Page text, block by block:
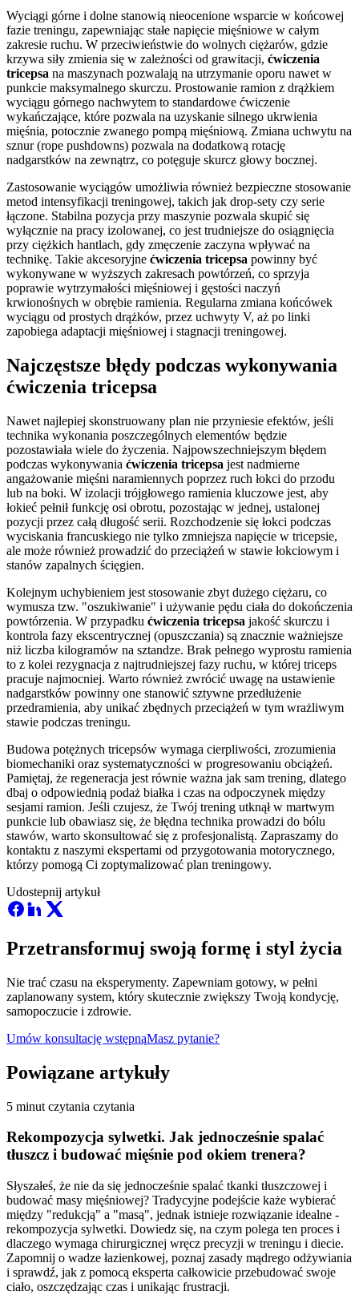
Wyciągi górne i dolne stanowią nieocenione wsparcie w końcowej
fazie treningu, zapewniając stałe napięcie mięśniowe w całym
zakresie ruchu. W przeciwieństwie do wolnych ciężarów, gdzie
krzywa siły zmienia się w zależności od grawitacji, ćwiczenia
tricepsa na maszynach pozwalają na utrzymanie oporu nawet w
punkcie maksymalnego skurczu. Prostowanie ramion z drążkiem
wyciągu górnego nachwytem to standardowe ćwiczenie
wykańczające, które pozwala na uzyskanie silnego ukrwienia
mięśnia, potocznie zwanego pompą mięśniową. Zmiana uchwytu na
sznur (rope pushdowns) pozwala na dodatkową rotację
nadgarstków na zewnątrz, co potęguje skurcz głowy bocznej.
Zastosowanie wyciągów umożliwia również bezpieczne stosowanie
metod intensyfikacji treningowej, takich jak drop-sety czy serie
łączone. Stabilna pozycja przy maszynie pozwala skupić się
wyłącznie na pracy izolowanej, co jest trudniejsze do osiągnięcia
przy ciężkich hantlach, gdy zmęczenie zaczyna wpływać na
technikę. Takie akcesoryjne ćwiczenia tricepsa powinny być
wykonywane w wyższych zakresach powtórzeń, co sprzyja
poprawie wytrzymałości mięśniowej i gęstości naczyń
krwionośnych w obrębie ramienia. Regularna zmiana końcówek
wyciągu od prostych drążków, przez uchwyty V, aż po linki
zapobiega adaptacji mięśniowej i stagnacji treningowej.
Najczęstsze błędy podczas wykonywania
ćwiczenia tricepsa
Nawet najlepiej skonstruowany plan nie przyniesie efektów, jeśli
technika wykonania poszczególnych elementów będzie
pozostawiała wiele do życzenia. Najpowszechniejszym błędem
podczas wykonywania ćwiczenia tricepsa jest nadmierne
angażowanie mięśni naramiennych poprzez ruch łokci do przodu
lub na boki. W izolacji trójgłowego ramienia kluczowe jest, aby
łokieć pełnił funkcję osi obrotu, pozostając w jednej, ustalonej
pozycji przez całą długość serii. Rozchodzenie się łokci podczas
wyciskania francuskiego nie tylko zmniejsza napięcie w tricepsie,
ale może również prowadzić do przeciążeń w stawie łokciowym i
stanów zapalnych ścięgien.
Kolejnym uchybieniem jest stosowanie zbyt dużego ciężaru, co
wymusza tzw. "oszukiwanie" i używanie pędu ciała do dokończenia
powtórzenia. W przypadku ćwiczenia tricepsa jakość skurczu i
kontrola fazy ekscentrycznej (opuszczania) są znacznie ważniejsze
niż liczba kilogramów na sztandze. Brak pełnego wyprostu ramienia
to z kolei rezygnacja z najtrudniejszej fazy ruchu, w której triceps
pracuje najmocniej. Warto również zwrócić uwagę na ustawienie
nadgarstków powinny one stanowić sztywne przedłużenie
przedramienia, aby unikać zbędnych przeciążeń w tym wrażliwym
stawie podczas treningu.
Budowa potężnych tricepsów wymaga cierpliwości, zrozumienia
biomechaniki oraz systematyczności w progresowaniu obciążeń.
Pamiętaj, że regeneracja jest równie ważna jak sam trening, dlatego
dbaj o odpowiednią podaż białka i czas na odpoczynek między
sesjami ramion. Jeśli czujesz, że Twój trening utknął w martwym
punkcie lub obawiasz się, że błędna technika prowadzi do bólu
stawów, warto skonsultować się z profesjonalistą. Zapraszamy do
kontaktu z naszymi ekspertami od przygotowania motorycznego,
którzy pomogą Ci zoptymalizować plan treningowy.
Udostepnij artykuł
Przetransformuj swoją formę i styl życia
Nie trać czasu na eksperymenty. Zapewniam gotowy, w pełni
zaplanowany system, który skutecznie zwiększy Twoją kondycję,
samopoczucie i zdrowie.
Umów konsultację wstępnąMasz pytanie?
Powiązane artykuły
5 minut czytania czytania
Rekompozycja sylwetki. Jak jednocześnie spalać
tłuszcz i budować mięśnie pod okiem trenera?
Słyszałeś, że nie da się jednocześnie spalać tkanki tłuszczowej i
budować masy mięśniowej? Tradycyjne podejście każe wybierać
między "redukcją" a "masą", jednak istnieje rozwiązanie idealne -
rekompozycja sylwetki. Dowiedz się, na czym polega ten proces i
dlaczego wymaga chirurgicznej wręcz precyzji w treningu i diecie.
Zapomnij o wadze łazienkowej, poznaj zasady mądrego odżywiania
i sprawdź, jak z pomocą eksperta całkowicie przebudować swoje
ciało, oszczędzając czas i unikając frustracji.